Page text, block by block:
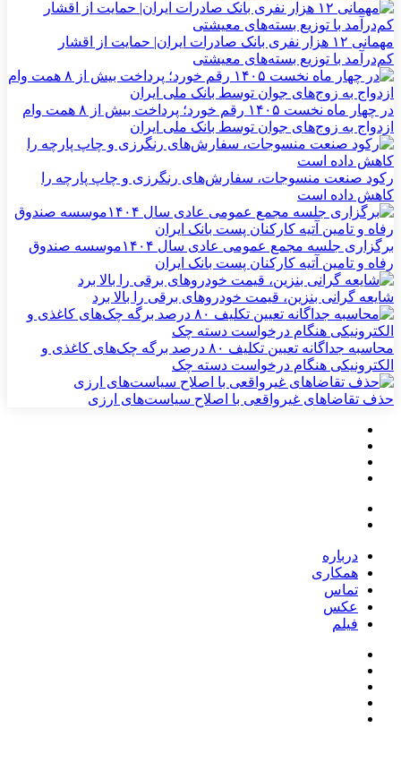
مهمانی ۱۲ هزار نفری بانک صادرات ایران| حمایت از اقشار
کم‌درآمد با توزیع بسته‌های معیشتی
در چهار ماه نخست ۱۴۰۵ رقم خورد؛ پرداخت بیش از ۸ همت وام
ازدواج به زوج‌های جوان توسط بانک ملی ایران
رکود صنعت منسوجات، سفارش‌های رنگرزی و چاپ پارچه را
کاهش داده است
برگزاری جلسه مجمع عمومی عادی سال ۱۴۰۴موسسه صندوق
رفاه و تامین آتیه کارکنان پست بانک ایران
شایعه گرانی بنزین، قیمت خودروهای برقی را بالا برد
محاسبه جداگانه تعیین تکلیف ۸۰ درصد برگه چک‌های کاغذی و
الکترونیکی هنگام درخواست دسته چک
حذف تقاضاهای غیرواقعی با اصلاح سیاست‌های ارزی
درباره
همکاری
تماس
عکس
فیلم